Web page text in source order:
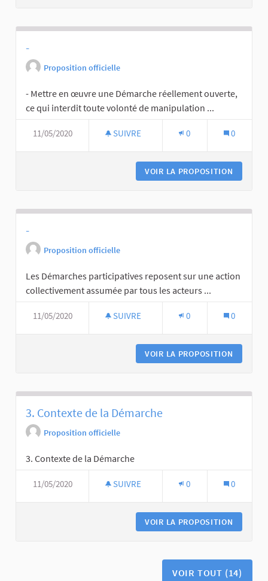
-
Proposition officielle
- Mettre en œuvre une Démarche réellement ouverte,
ce qui interdit toute volonté de manipulation ...
11/05/2020 SUIVRE 0 0
VOIR LA PROPOSITION
-
Proposition officielle
Les Démarches participatives reposent sur une action
collectivement assumée par tous les acteurs ...
11/05/2020 SUIVRE 0 0
VOIR LA PROPOSITION
3. Contexte de la Démarche
Proposition officielle
3. Contexte de la Démarche
11/05/2020 SUIVRE 0 0
VOIR LA PROPOSITION
VOIR TOUT (14)